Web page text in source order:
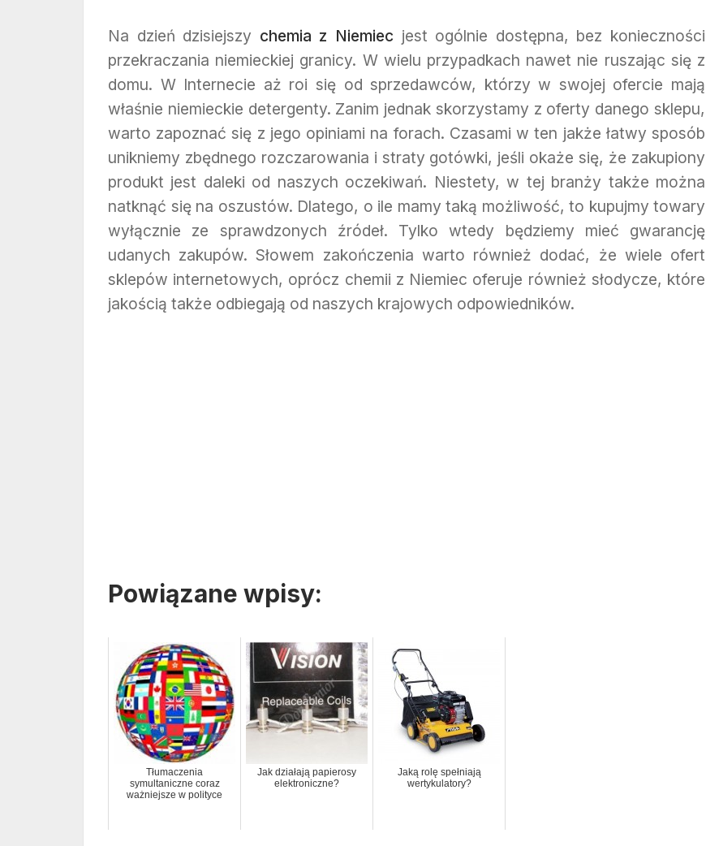
Na dzień dzisiejszy chemia z Niemiec jest ogólnie dostępna, bez konieczności
przekraczania niemieckiej granicy. W wielu przypadkach nawet nie ruszając się z
domu. W Internecie aż roi się od sprzedawców, którzy w swojej ofercie mają
właśnie niemieckie detergenty. Zanim jednak skorzystamy z oferty danego sklepu,
warto zapoznać się z jego opiniami na forach. Czasami w ten jakże łatwy sposób
unikniemy zbędnego rozczarowania i straty gotówki, jeśli okaże się, że zakupiony
produkt jest daleki od naszych oczekiwań. Niestety, w tej branży także można
natknąć się na oszustów. Dlatego, o ile mamy taką możliwość, to kupujmy towary
wyłącznie ze sprawdzonych źródeł. Tylko wtedy będziemy mieć gwarancję
udanych zakupów. Słowem zakończenia warto również dodać, że wiele ofert
sklepów internetowych, oprócz chemii z Niemiec oferuje również słodycze, które
jakością także odbiegają od naszych krajowych odpowiedników.
Powiązane wpisy:
Tłumaczenia
symultaniczne coraz
ważniejsze w polityce
Jak działają papierosy
elektroniczne?
Jaką rolę spełniają
wertykulatory?